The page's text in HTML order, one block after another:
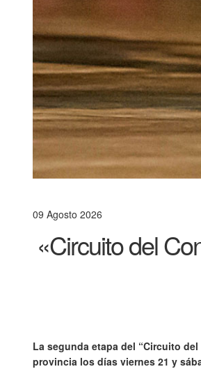
09 Agosto 2026
«Circuito del
La segunda etapa del “Circuito
provincia los días viernes 21 y